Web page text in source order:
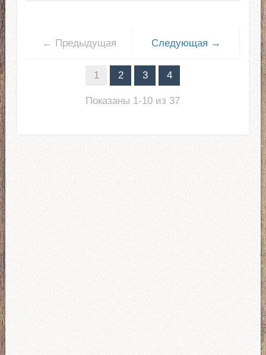
← Предыдущая Следующая →
1 2 3 4
Показаны 1-10 из 37